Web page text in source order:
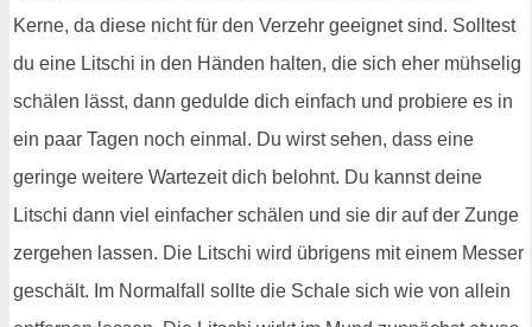
Kerne, da diese nicht für den Verzehr geeignet sind. Solltest
du eine Litschi in den Händen halten, die sich eher mühselig
schälen lässt, dann gedulde dich einfach und probiere es in
ein paar Tagen noch einmal. Du wirst sehen, dass eine
geringe weitere Wartezeit dich belohnt. Du kannst deine
Litschi dann viel einfacher schälen und sie dir auf der Zunge
zergehen lassen. Die Litschi wird übrigens mit einem Messer
geschält. Im Normalfall sollte die Schale sich wie von allein